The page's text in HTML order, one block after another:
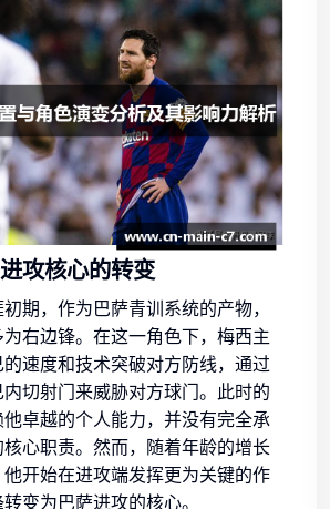
攻核心的转变
期，作为巴萨青训系统的产物，
右边锋。在这一角色下，梅西主
速度和技术突破对方防线，通过
切射门来威胁对方球门。此时的
卓越的个人能力，并没有完全承
心职责。然而，随着年龄的增长
开始在进攻端发挥更为关键的作
变为巴萨进攻的核心。